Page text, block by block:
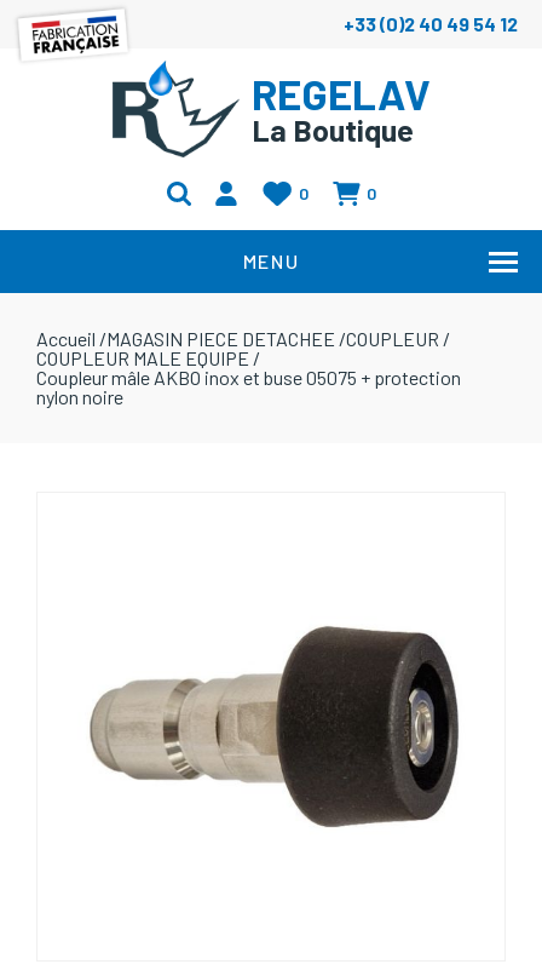
+33 (0)2 40 49 54 12
REGELAV
La Boutique
0 0
MENU
Accueil /MAGASIN PIECE DETACHEE /COUPLEUR /
COUPLEUR MALE EQUIPE /
Coupleur mâle AKBO inox et buse 05075 + protection
nylon noire